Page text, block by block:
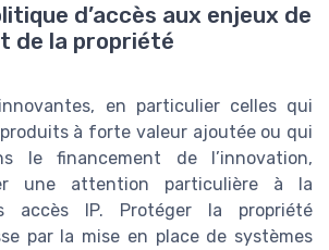
d’accès aux enjeux de
de la propriété
en particulier celles qui
à forte valeur ajoutée ou qui
le financement de l’innovation,
une attention particulière à la
accès IP. Protéger la propriété
par la mise en place de systèmes